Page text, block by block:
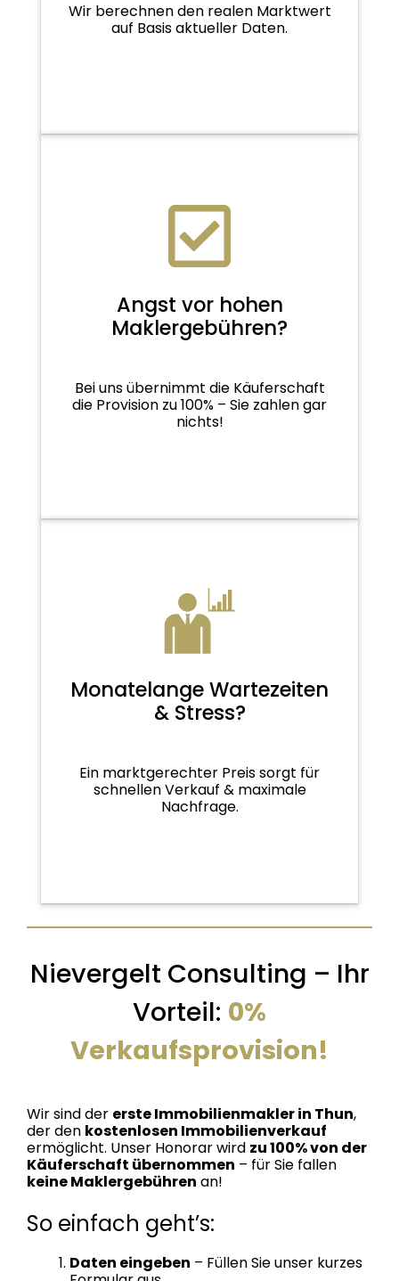
Wir berechnen den realen Marktwert
auf Basis aktueller Daten.
Angst vor hohen
Maklergebühren?
Bei uns übernimmt die Käuferschaft
die Provision zu 100% – Sie zahlen gar
nichts!
Monatelange Wartezeiten
& Stress?
Ein marktgerechter Preis sorgt für
schnellen Verkauf & maximale
Nachfrage.
Nievergelt Consulting – Ihr
Vorteil: 0%
Verkaufsprovision!
Wir sind der erste Immobilienmakler in Thun,
der den kostenlosen Immobilienverkauf
ermöglicht. Unser Honorar wird zu 100% von der
Käuferschaft übernommen – für Sie fallen
keine Maklergebühren an!
So einfach geht’s:
Daten eingeben – Füllen Sie unser kurzes